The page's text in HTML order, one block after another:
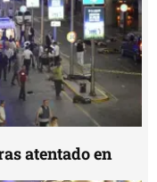
atentado en